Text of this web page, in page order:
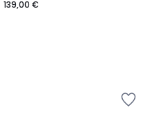
139,00 €